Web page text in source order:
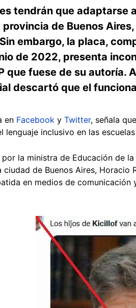
tendrán que adaptarse
de Buenos
embargo, la placa,
de 2022, presenta
que fuese de su autoría.
descartó que el
en Facebook y Twitter, señala que
lenguaje inclusivo en las
por la ministra de Educación de
de Buenos Aires, Horacio
en medios de comunicación